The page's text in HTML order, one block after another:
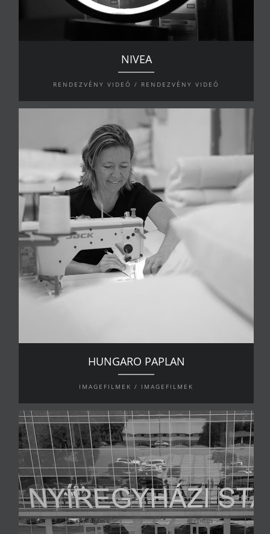
NIVEA
RENDEZVÉNY VIDEÓ / RENDEZVÉNY VIDEÓ
HUNGARO PAPLAN
IMAGEFILMEK / IMAGEFILMEK